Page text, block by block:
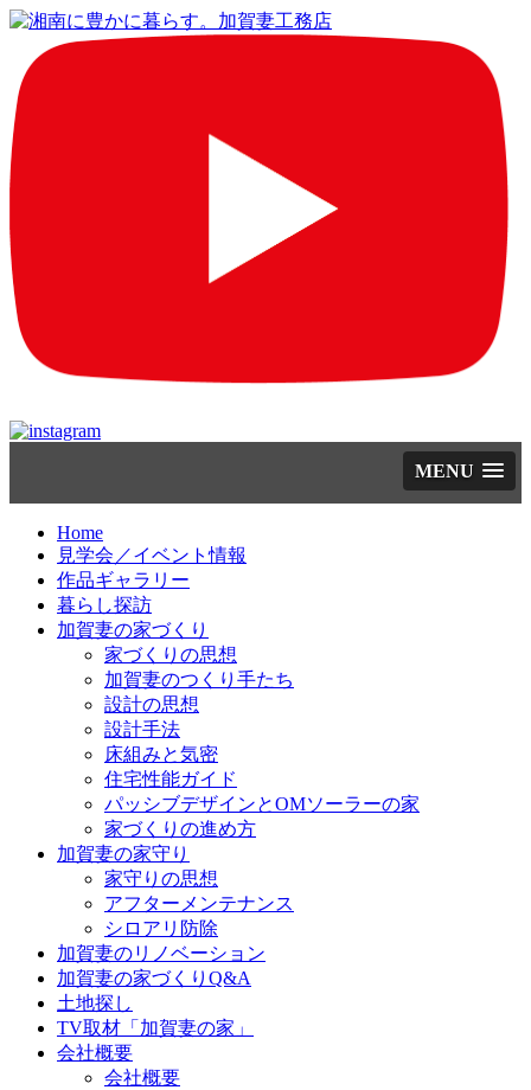
テ
MENU
Home
見学会／イベント情報
作品ギャラリー
暮らし探訪
加賀妻の家づくり
家づくりの思想
加賀妻のつくり手たち
設計の思想
設計手法
床組みと気密
住宅性能ガイド
パッシブデザインとOMソーラーの家
家づくりの進め方
加賀妻の家守り
家守りの思想
アフターメンテナンス
シロアリ防除
加賀妻のリノベーション
加賀妻の家づくりQ&A
土地探し
TV取材「加賀妻の家」
会社概要
会社概要